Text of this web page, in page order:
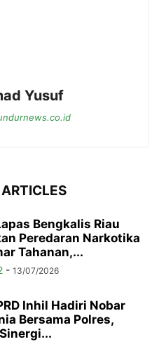
Yusuf
Bengkalis Riau
Peredaran Narkotika
Tahanan,...
- 13/07/2026
Inhil Hadiri Nobar
Bersama Polres,